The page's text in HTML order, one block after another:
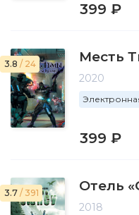
399 ₽
3.8 / 24 Месть
2020
399 ₽
3.7 / 391 Отель
2018